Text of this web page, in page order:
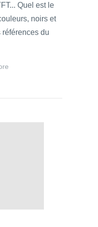
Quel est le
noirs et
références du